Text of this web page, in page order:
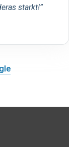
starkt!